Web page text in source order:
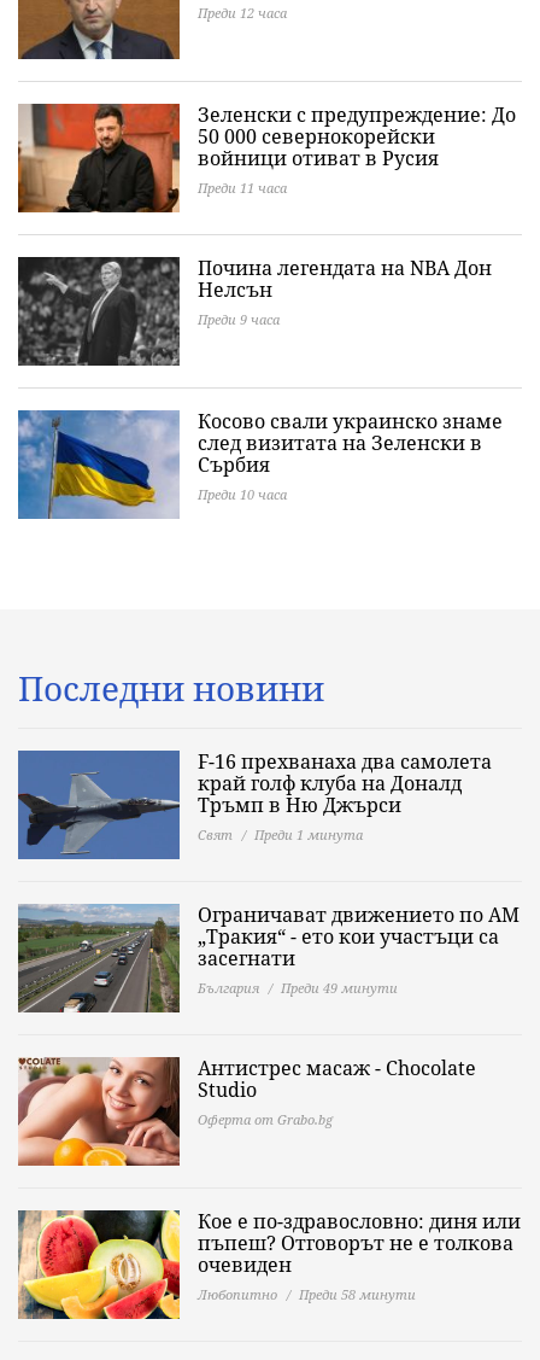
Преди 12 часа
Зеленски с предупреждение: До
50 000 севернокорейски
войници отиват в Русия
Преди 11 часа
Почина легендата на NBA Дон
Нелсън
Преди 9 часа
Косово свали украинско знаме
след визитата на Зеленски в
Сърбия
Преди 10 часа
Последни новини
F-16 прехванаха два самолета
край голф клуба на Доналд
Тръмп в Ню Джърси
Свят Преди 1 минута
Ограничават движението по АМ
„Тракия“ - ето кои участъци са
засегнати
България Преди 49 минути
Антистрес масаж - Chocolate
Studio
Оферта от Grabo.bg
Кое е по-здравословно: диня или
пъпеш? Отговорът не е толкова
очевиден
Любопитно Преди 58 минути